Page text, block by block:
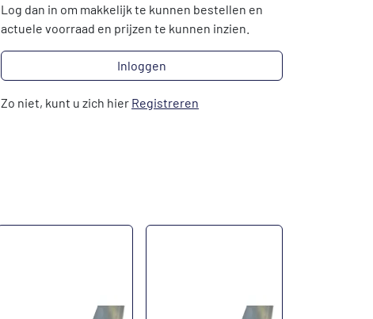
Log dan in om makkelijk te kunnen bestellen en
actuele voorraad en prijzen te kunnen inzien.
Inloggen
Zo niet, kunt u zich hier Registreren